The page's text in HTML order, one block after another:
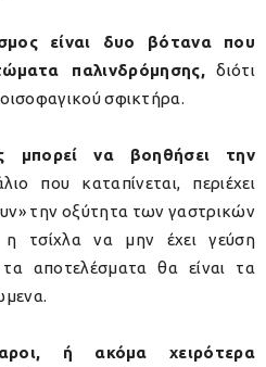
είναι δυο βότανα που
παλινδρόμησης,διότι
σφικτήρα.
μπορεί να βοηθήσει την
που καταπίνεται, περιέχει
την οξύτητα των γαστρικών
τσίχλα να μην έχει γεύση
αποτελέσματα θα είναι τα
ή ακόμα χειρότερα